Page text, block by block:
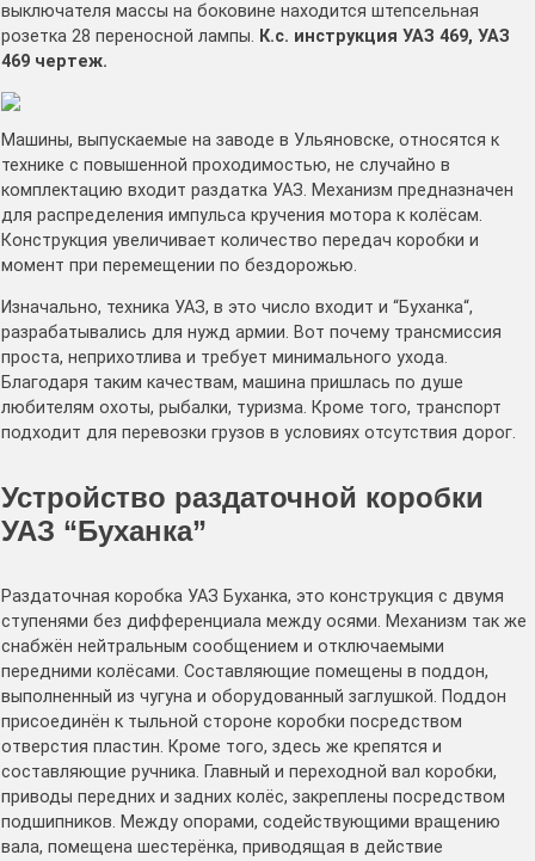
выключателя массы на боковине находится штепсель­ная
розетка 28 переносной лампы. К.с. инструкция УАЗ 469, УАЗ
469 чертеж.
Машины, выпускаемые на заводе в Ульяновске, относятся к
технике с повышенной проходимостью, не случайно в
комплектацию входит раздатка УАЗ. Механизм предназначен
для распределения импульса кручения мотора к колёсам.
Конструкция увеличивает количество передач коробки и
момент при перемещении по бездорожью.
Изначально, техника УАЗ, в это число входит и “Буханка“,
разрабатывались для нужд армии. Вот почему трансмиссия
проста, неприхотлива и требует минимального ухода.
Благодаря таким качествам, машина пришлась по душе
любителям охоты, рыбалки, туризма. Кроме того, транспорт
подходит для перевозки грузов в условиях отсутствия дорог.
Устройство раздаточной коробки
УАЗ “Буханка”
Раздаточная коробка УАЗ Буханка, это конструкция с двумя
ступенями без дифференциала между осями. Механизм так же
снабжён нейтральным сообщением и отключаемыми
передними колёсами. Составляющие помещены в поддон,
выполненный из чугуна и оборудованный заглушкой. Поддон
присоединён к тыльной стороне коробки посредством
отверстия пластин. Кроме того, здесь же крепятся и
составляющие ручника. Главный и переходной вал коробки,
приводы передних и задних колёс, закреплены посредством
подшипников. Между опорами, содействующими вращению
вала, помещена шестерёнка, приводящая в действие